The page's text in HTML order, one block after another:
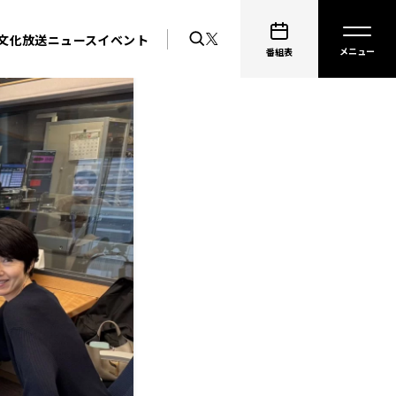
化放送ニュースイベント
番組表